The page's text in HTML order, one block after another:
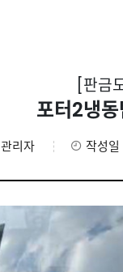
[판금
포터2냉
관리자 작성일